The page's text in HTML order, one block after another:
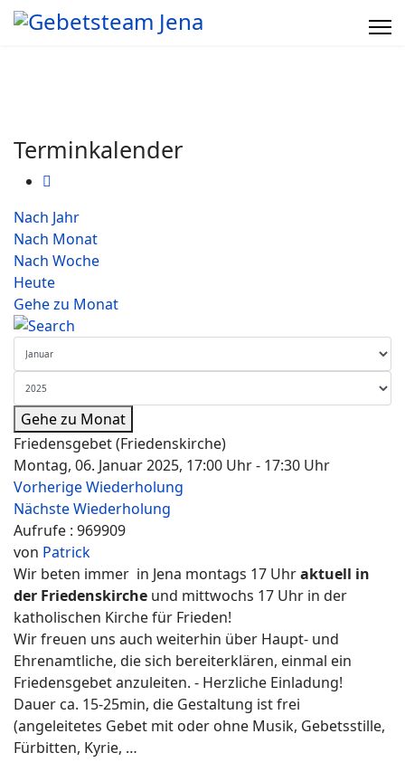
Terminkalender
Nach Jahr
Nach Monat
Nach Woche
Heute
Gehe zu Monat
Gehe zu Monat
Friedensgebet (Friedenskirche)
Montag, 06. Januar 2025, 17:00 Uhr - 17:30 Uhr
Vorherige Wiederholung
Nächste Wiederholung
Aufrufe : 969909
von Patrick
Wir beten immer in Jena montags 17 Uhraktuell in
der Friedenskirche und mittwochs 17 Uhr in der
katholischen Kirche für Frieden!
Wir freuen uns auch weiterhin über Haupt- und
Ehrenamtliche, die sich bereiterklären, einmal ein
Friedensgebet anzuleiten. - Herzliche Einladung!
Dauer ca. 15-25min, die Gestaltung ist frei
(angeleitetes Gebet mit oder ohne Musik, Gebetsstille,
Fürbitten, Kyrie, …